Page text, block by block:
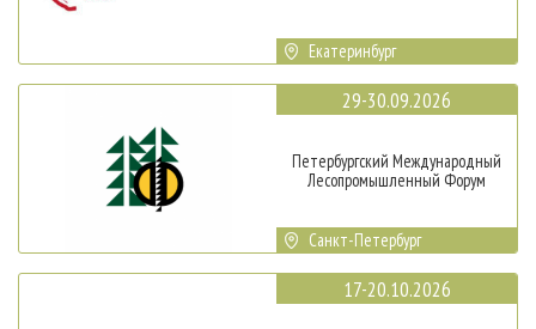
Екатеринбург
29-30.09.2026
Петербургский Международный
Лесопромышленный Форум
Санкт-Петербург
17-20.10.2026